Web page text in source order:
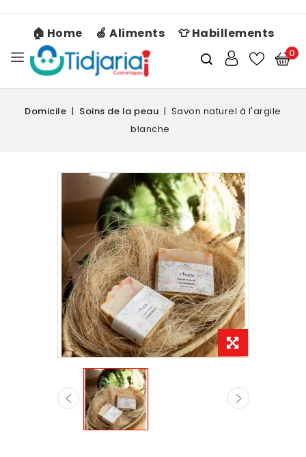
🏠 Home 🍏 Aliments 👕 Habillements
0
Domicile Soins de la peau
Savon naturel à l'argile
blanche